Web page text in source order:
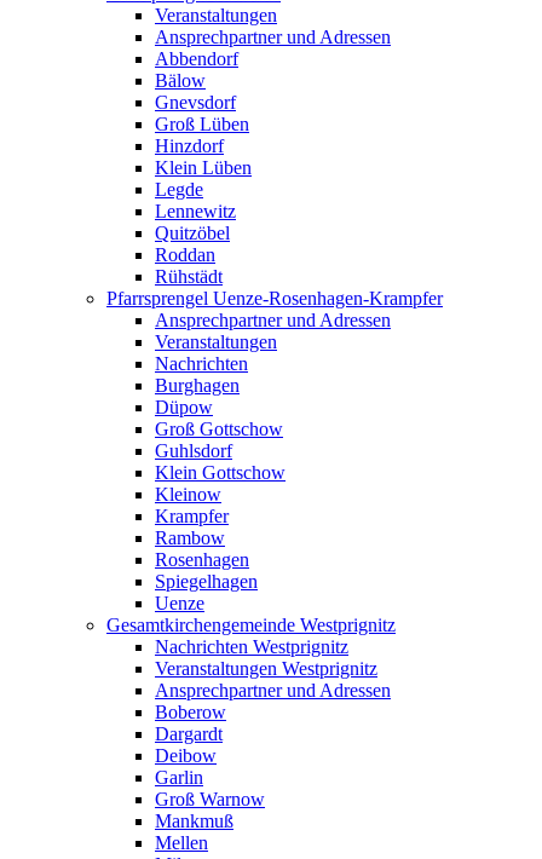
Veranstaltungen
Ansprechpartner und Adressen
Abbendorf
Bälow
Gnevsdorf
Groß Lüben
Hinzdorf
Klein Lüben
Legde
Lennewitz
Quitzöbel
Roddan
Rühstädt
Pfarrsprengel Uenze-Rosenhagen-Krampfer
Ansprechpartner und Adressen
Veranstaltungen
Nachrichten
Burghagen
Düpow
Groß Gottschow
Guhlsdorf
Klein Gottschow
Kleinow
Krampfer
Rambow
Rosenhagen
Spiegelhagen
Uenze
Gesamtkirchengemeinde Westprignitz
Nachrichten Westprignitz
Veranstaltungen Westprignitz
Ansprechpartner und Adressen
Boberow
Dargardt
Deibow
Garlin
Groß Warnow
Mankmuß
Mellen